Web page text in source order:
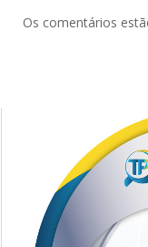
Os comentários